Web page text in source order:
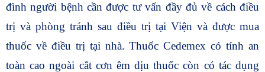
đình người bệnh cần được tư vấn đầy đủ về cách điều
trị và phòng tránh sau điều trị tại Viện và được mua
thuốc về điều trị tại nhà. Thuốc Cedemex có tính an
toàn cao ngoài cắt cơn êm dịu thuốc còn có tác dụng